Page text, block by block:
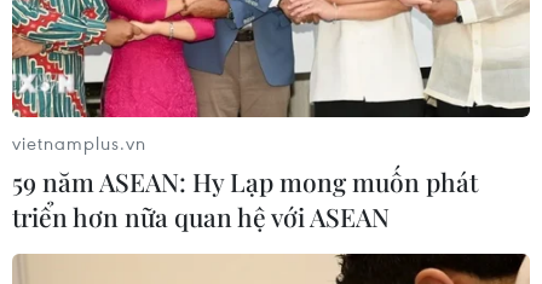
vietnamplus.vn
59 năm ASEAN: Hy Lạp mong muốn phát
triển hơn nữa quan hệ với ASEAN